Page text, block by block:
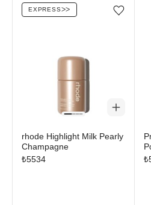
Favorilere ekle/çıkar
EXPRESSᐳᐳ
rhode Highlight Milk Pearly
Champagne
₺5534
₺